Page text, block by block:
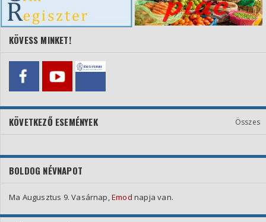
KÖVESS MINKET!
KÖVETKEZŐ ESEMÉNYEK Összes
BOLDOG NÉVNAPOT
Ma Augusztus 9. Vasárnap,Emod napja van.